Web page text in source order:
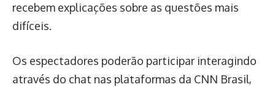
recebem explicações sobre as questões mais
difíceis.
Os espectadores poderão participar interagindo
através do chat nas plataformas da CNN Brasil,